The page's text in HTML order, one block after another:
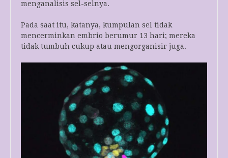
menganalisis sel-selnya.
Pada saat itu, katanya, kumpulan sel tidak
mencerminkan embrio berumur 13 hari; mereka
tidak tumbuh cukup atau mengorganisir juga.